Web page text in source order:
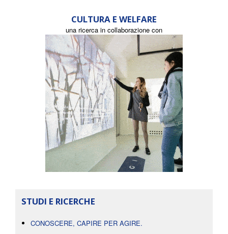
CULTURA E WELFARE
una ricerca in collaborazione con
STUDI E RICERCHE
CONOSCERE, CAPIRE PER AGIRE.